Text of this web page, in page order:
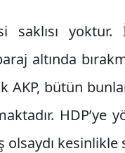
saklısı
baraj altında
AKP, bütün
HDP’ye
olsaydı